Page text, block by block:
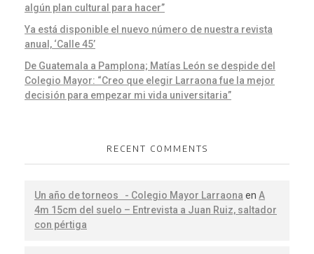
algún plan cultural para hacer”
Ya está disponible el nuevo número de nuestra revista
anual, ‘Calle 45’
De Guatemala a Pamplona; Matías León se despide del
Colegio Mayor: “Creo que elegir Larraona fue la mejor
decisión para empezar mi vida universitaria”
RECENT COMMENTS
Un año de torneos - Colegio Mayor Larraona en A
4m 15cm del suelo – Entrevista a Juan Ruiz, saltador
con pértiga